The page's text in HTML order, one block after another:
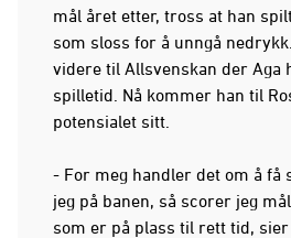
mål året etter, tross at han
som sloss for å unngå
videre til Allsvenskan der Aga
spilletid. Nå kommer han til
potensialet sitt.
- For meg handler det om å få
jeg på banen, så scorer jeg
som er på plass til rett tid, sier